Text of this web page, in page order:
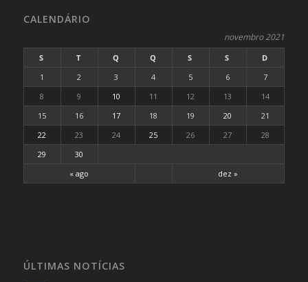
CALENDÁRIO
novembro 2021
S T Q Q S S D
« ago dez »
1 2 3 4 5 6
7
8
9 10 11 12 13
14
15
16 17 18 19 20
21
22
23 24 25 26 27
28
29
30
ÚLTIMAS NOTÍCIAS